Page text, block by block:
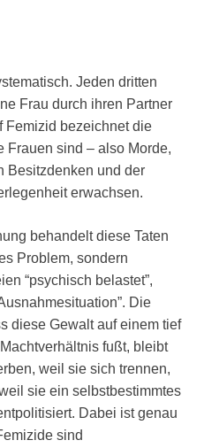
Jeden dritten
Frau durch ihren Partner
Femizid bezeichnet die
Frauen sind – also Morde,
Besitzdenken und der
erwachsen.
behandelt diese Taten
Problem, sondern
“psychisch belastet”,
Die
diese Gewalt auf einem tief
fußt, bleibt
weil sie sich trennen,
sie ein selbstbestimmtes
Dabei ist genau
sind